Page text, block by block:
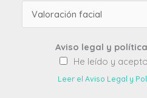
Aviso legal y
He leído y
Leer el Aviso Legal y